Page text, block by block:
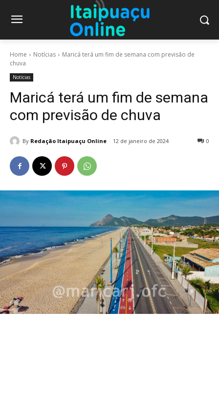
Home Notícias
Maricá terá um fim de semana com previsão de
chuva
Notícias
Maricá terá um fim de semana
com previsão de chuva
By Redação Itaipuaçu Online 12 de janeiro de 2024 0